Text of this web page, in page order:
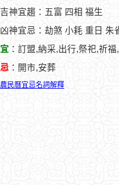
吉神宜趨：五富 四相 福生
凶神宜忌：劫煞 小耗 重日 朱
宜 ：訂盟,納采,出行,祭祀,祈
忌 ：開市,安葬
農民曆宜忌名詞解釋